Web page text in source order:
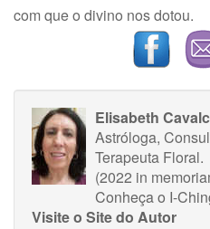
com que o divino nos dotou.
Elisabeth
Astróloga,
Terapeuta Floral.
(2022 in
Conheça o I-
Visite o Site do Autor